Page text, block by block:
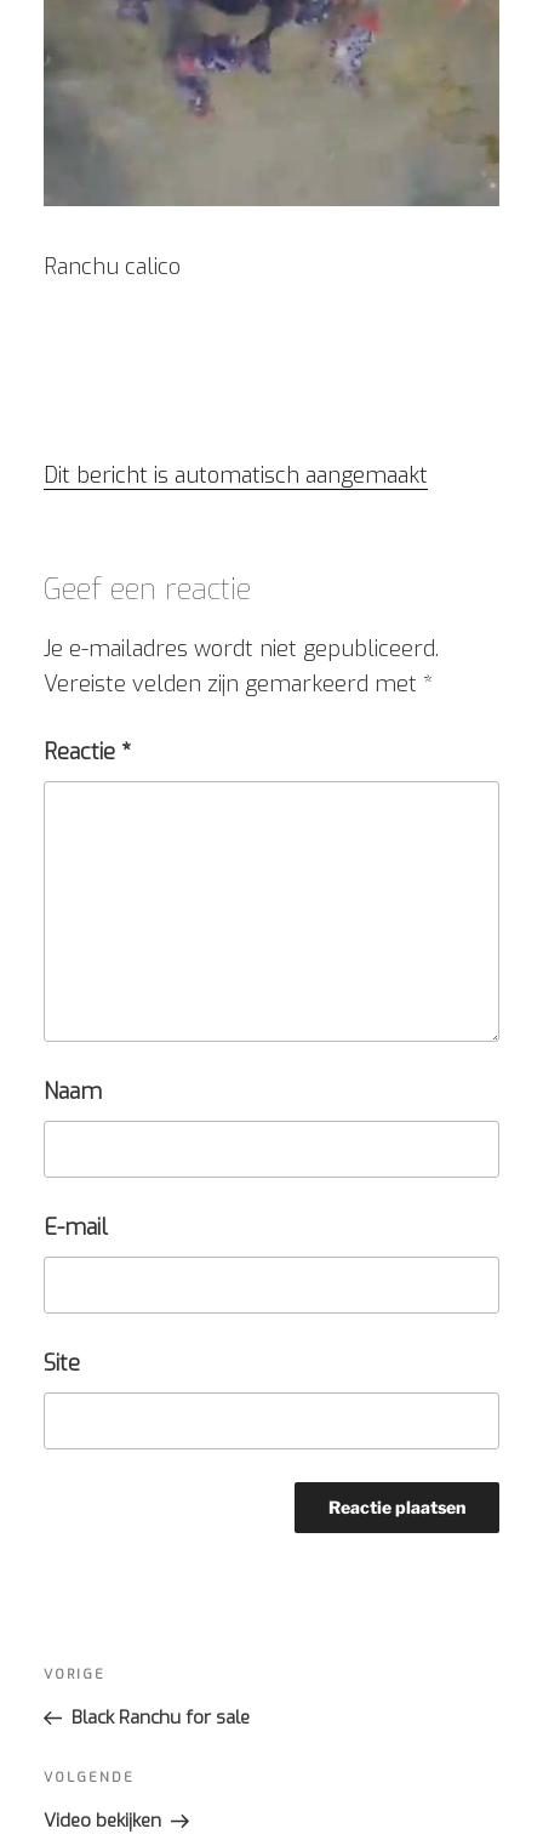
Ranchu calico
Dit bericht is automatisch aangemaakt
Geef een reactie
Je e-mailadres wordt niet gepubliceerd.
Vereiste velden zijn gemarkeerd met *
Reactie *
Naam
E-mail
Site
navigatie
Vorig
bericht
VORIGE
Black Ranchu for sale
Volgend
bericht
VOLGENDE
Video bekijken